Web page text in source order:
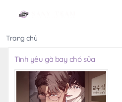
Trang chủ
Tình yêu gà bay chó sủa